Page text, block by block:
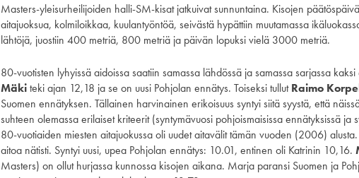
Masters-yleisurheilijoiden halli-SM-kisat jatkuivat sunnuntaina. Kisojen
aitajuoksua, kolmiloikkaa, kuulantyöntöä, seivästä hypättiin muutamassa
lähtöjä, juostiin 400 metriä, 800 metriä ja päivän lopuksi vielä 3000 metriä.
80-vuotisten lyhyissä aidoissa saatiin samassa lähdössä ja samassa sarjassa
Mäkiteki ajan 12,18 ja se on uusi Pohjolan ennätys. Toiseksi tullutRaimo
Suomen ennätyksen. Tällainen harvinainen erikoisuus syntyi siitä syystä, että
suhteen olemassa erilaiset kriteerit (syntymävuosi pohjoismaisissa ennätyksissä ja
80-vuotiaiden miesten aitajuokussa oli uudet aitavälit tämän vuoden (2006) alusta.
aitoa nätisti. Syntyi uusi, upea Pohjolan ennätys: 10.01, entinen oli Katrinin 10,16.
Masters) on ollut hurjassa kunnossa kisojen aikana. Marja paransi Suomen ja